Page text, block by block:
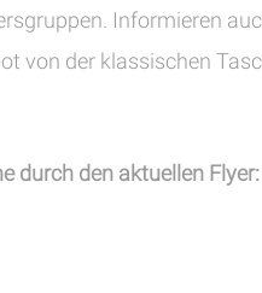
Informieren
von der klassischen
durch den aktuellen Flyer: